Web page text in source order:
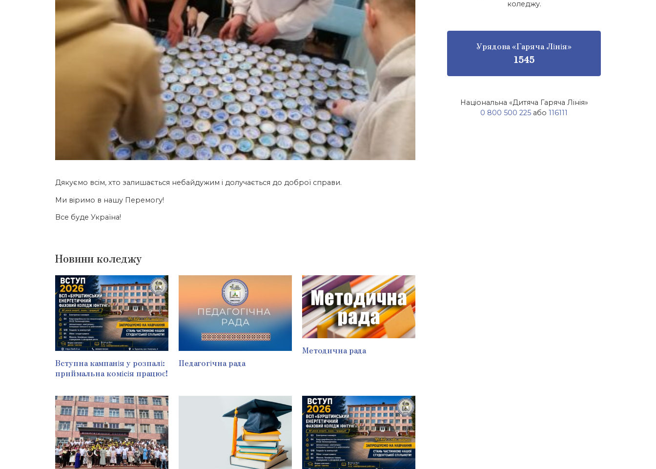
Дякуємо всім, хто залишається небайдужим і долучається до доброї справи.
Ми віримо в нашу Перемогу!
Все буде Україна!
Новини коледжу
Вступна кампанія у розпалі:
приймальна комісія працює!
Педагогічна рада
Методична рада
коледжу.
Урядова «Гаряча Лінія»
1545
Національна «Дитяча Гаряча Лінія»
0 800 500 225 або116111